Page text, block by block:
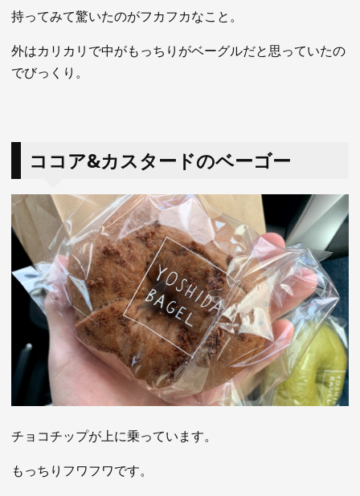
持ってみて驚いたのがフカフカなこと。
外はカリカリで中がもっちりがベーグルだと思っていたの
でびっくり。
ココア&カスタードのベーゴー
チョコチップが上に乗っています。
もっちりフワフワです。